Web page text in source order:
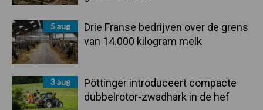
5 aug
Drie Franse bedrijven over de grens
van 14.000 kilogram melk
3 aug
Pöttinger introduceert compacte
dubbelrotor-zwadhark in de hef